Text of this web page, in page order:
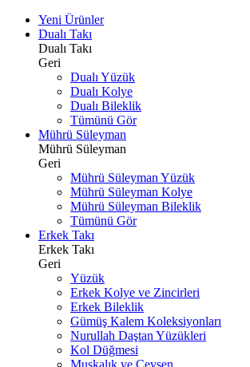
Yeni Ürünler
Dualı Takı
Dualı Takı
Geri
Dualı Yüzük
Dualı Kolye
Dualı Bileklik
Tümünü Gör
Mührü Süleyman
Mührü Süleyman
Geri
Mührü Süleyman Yüzük
Mührü Süleyman Kolye
Mührü Süleyman Bileklik
Tümünü Gör
Erkek Takı
Erkek Takı
Geri
Yüzük
Erkek Kolye ve Zincirleri
Erkek Bileklik
Gümüş Kalem Koleksiyonları
Nurullah Daştan Yüzükleri
Kol Düğmesi
Muskalık ve Cevşen